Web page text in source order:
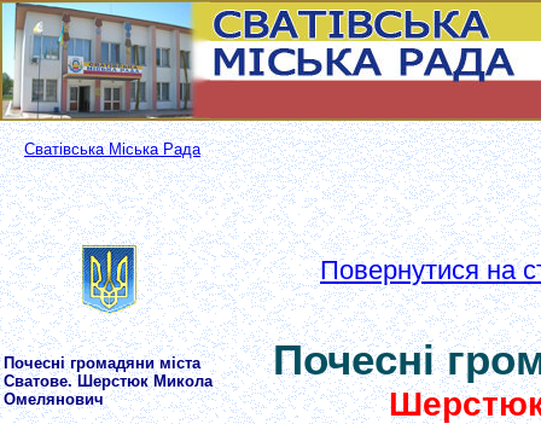
Сватівська Міська Рада
Почесні громадяни міста
Сватове. Шерстюк Микола
Омелянович
Повернутися на
Почесні